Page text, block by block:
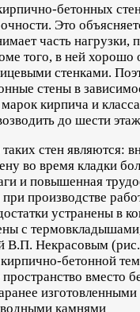
бетонных
Это
часть нагрузки,
того, в ней хорошо
стенками.
стены в
кирпича и
до шести
стен являются:
во время кладки
и повышенная
производстве
устранены в
с
В.П. Некрасовым
кирпично-бетонной
пространство вместо
изготовленными
камнями